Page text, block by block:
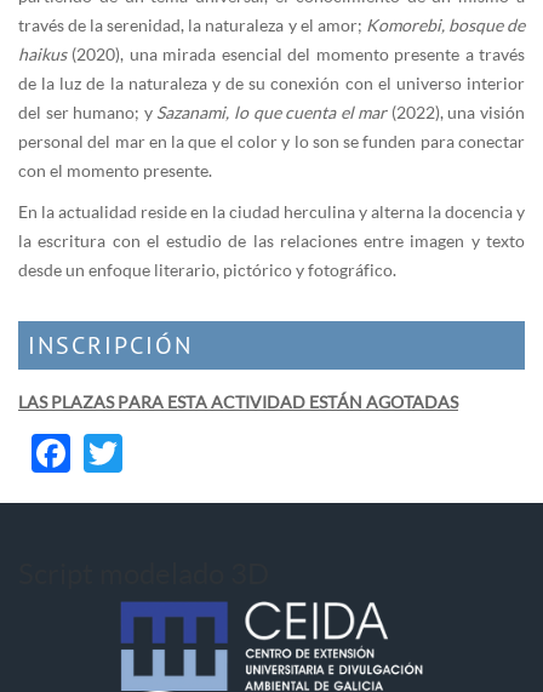
través de la serenidad, la naturaleza y el amor; Komorebi, bosque de
haikus(2020), una mirada esencial del momento presente a través
de la luz de la naturaleza y de su conexión con el universo interior
del ser humano; y Sazanami, lo que cuenta el mar(2022), una visión
personal del mar en la que el color y lo son se funden para conectar
con el momento presente.
En la actualidad reside en la ciudad herculina y alterna la docencia y
la escritura con el estudio de las relaciones entre imagen y texto
desde un enfoque literario, pictórico y fotográfico.
INSCRIPCIÓN
LAS PLAZAS PARA ESTA ACTIVIDAD ESTÁN AGOTADAS
Facebook